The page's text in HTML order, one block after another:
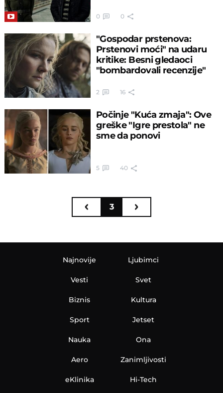
0 0
"Gospodar prstenova:
Prstenovi moći" na udaru
kritike: Besni gledaoci
"bombardovali recenzije"
2 16
Počinje "Kuća zmaja": Ove
greške "Igre prestola" ne
sme da ponovi
5 40
3
Najnovije
Vesti
Biznis
Sport
Nauka
Aero
Ljubimci
Svet
Kultura
Jetset
Ona
Zanimljivosti
eKlinika Hi-Tech